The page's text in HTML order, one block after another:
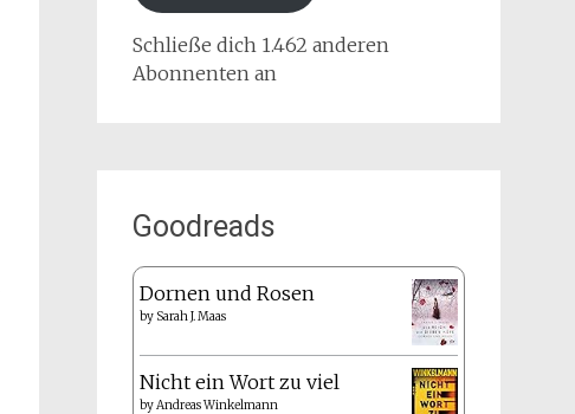
Schließe dich 1.462 anderen
Abonnenten an
Goodreads
Dornen und Rosen
by Sarah J. Maas
Nicht ein Wort zu viel
byAndreas Winkelmann